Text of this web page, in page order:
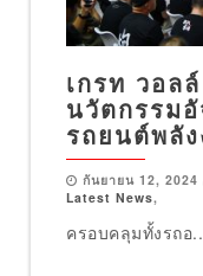
เกรท วอล
นวัตกรรม
รถยนต์พลั
กันยายน 12, 2024
Latest News,
ครอบคลุมทั้งรถอ